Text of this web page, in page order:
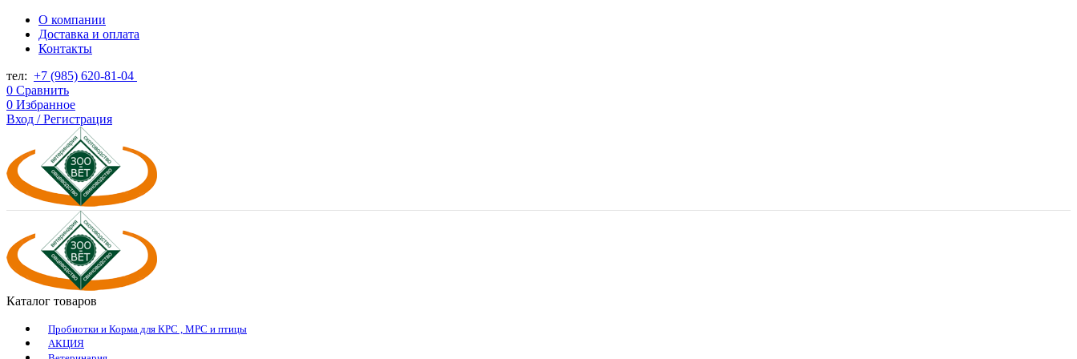
О компании
Доставка и оплата
Контакты
тел: +7 (985) 620-81-04
0 Сравнить
0 Избранное
Вход / Регистрация
Каталог товаров
Пробиотки и Корма для КРС , МРС и птицы
АКЦИЯ